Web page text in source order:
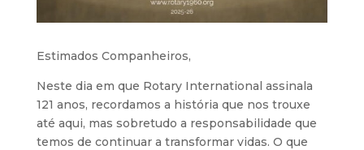
Estimados Companheiros,
Neste dia em que Rotary International assinala
121 anos, recordamos a história que nos trouxe
até aqui, mas sobretudo a responsabilidade que
temos de continuar a transformar vidas. O que